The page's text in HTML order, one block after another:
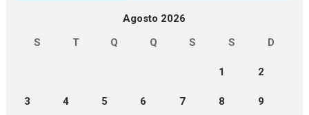
Agosto 2026
S
T Q Q S S D
1 2
3 4 5 6 7 8 9